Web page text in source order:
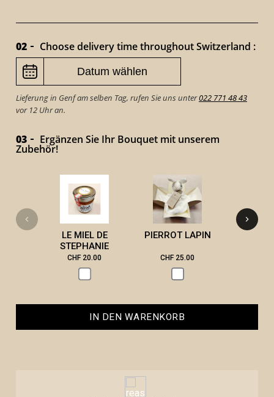
02 Choose delivery time throughout Switzerland :
Lieferung in Genf am selben Tag, rufen Sie uns unter022 771 48 43
vor 12 Uhr an.
03 Ergänzen Sie Ihr Bouquet mit unserem
Zubehör!
LE MIEL DE
STEPHANIE
CHF 20.00
PIERROT LAPIN
CHF 25.00
IN DEN WARENKORB